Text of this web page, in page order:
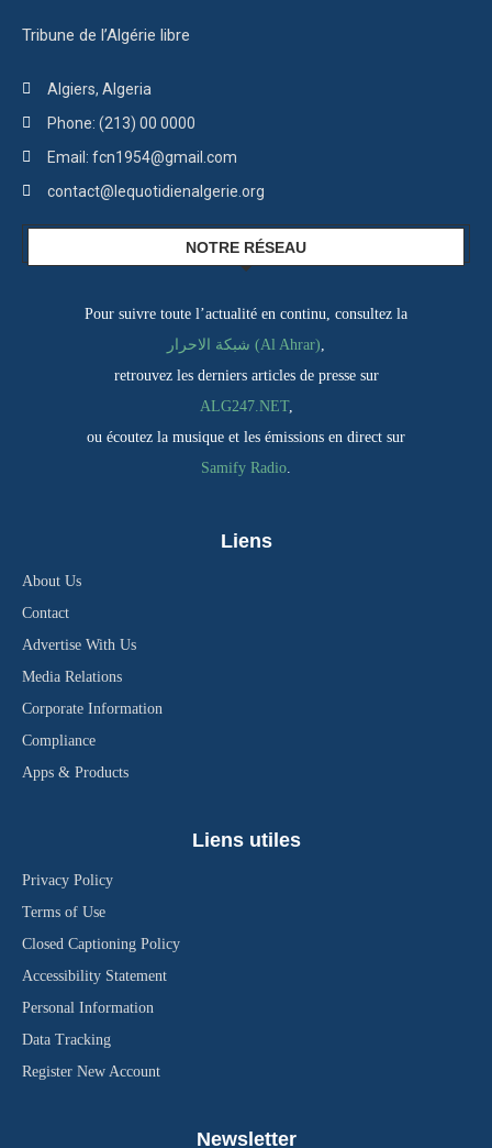
Tribune de l’Algérie libre
Algiers, Algeria
Phone: (213) 00 0000
Email: fcn1954@gmail.com
contact@lequotidienalgerie.org
NOTRE RÉSEAU
Pour suivre toute l’actualité en continu, consultez la
شبكة الاحرار (Al Ahrar),
retrouvez les derniers articles de presse sur
ALG247.NET,
ou écoutez la musique et les émissions en direct sur
Samify Radio.
Liens
About Us
Contact
Advertise With Us
Media Relations
Corporate Information
Compliance
Apps & Products
Liens utiles
Privacy Policy
Terms of Use
Closed Captioning Policy
Accessibility Statement
Personal Information
Data Tracking
Register New Account
Newsletter